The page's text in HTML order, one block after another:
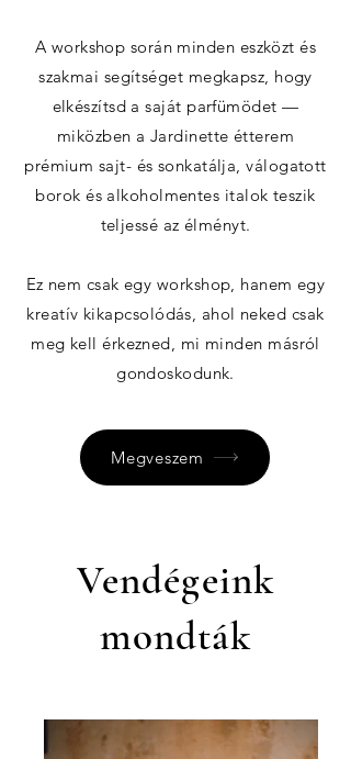
A workshop során minden eszközt és
szakmai segítséget megkapsz, hogy
elkészítsd a saját parfümödet —
miközben a Jardinette étterem
prémium sajt- és sonkatálja, válogatott
borok és alkoholmentes italok teszik
teljessé az élményt.
Ez nem csak egy workshop, hanem egy
kreatív kikapcsolódás, ahol neked csak
meg kell érkezned, mi minden másról
gondoskodunk.
Megveszem
Vendégeink
mondták